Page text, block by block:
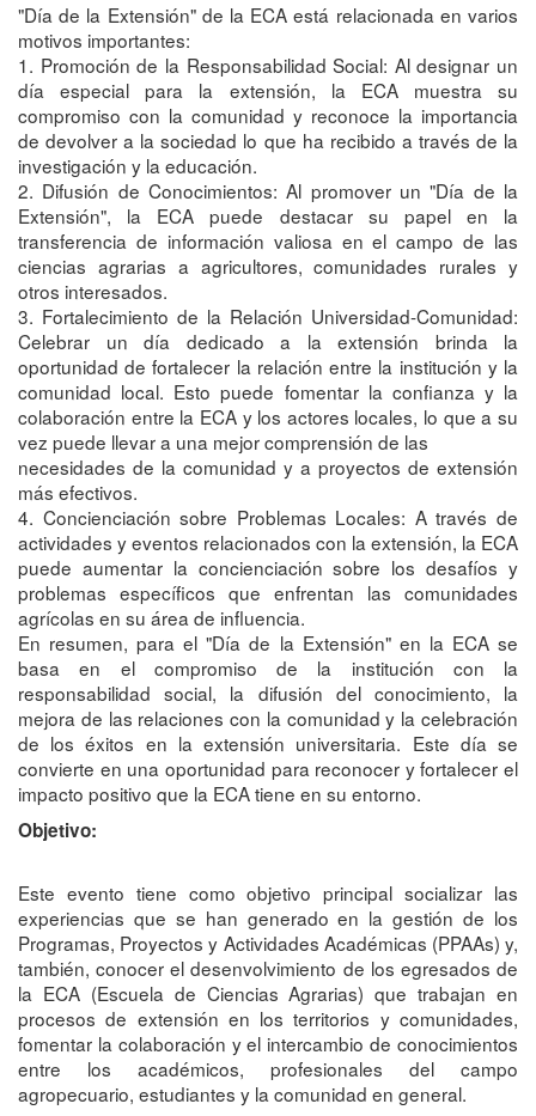
"Día de la Extensión" de la ECA está relacionada en varios
motivos importantes:
1. Promoción de la Responsabilidad Social: Al designar un
día especial para la extensión, la ECA muestra su
compromiso con la comunidad y reconoce la importancia
de devolver a la sociedad lo que ha recibido a través de la
investigación y la educación.
2. Difusión de Conocimientos: Al promover un "Día de la
Extensión", la ECA puede destacar su papel en la
transferencia de información valiosa en el campo de las
ciencias agrarias a agricultores, comunidades rurales y
otros interesados.
3. Fortalecimiento de la Relación Universidad-Comunidad:
Celebrar un día dedicado a la extensión brinda la
oportunidad de fortalecer la relación entre la institución y la
comunidad local. Esto puede fomentar la confianza y la
colaboración entre la ECA y los actores locales, lo que a su
vez puede llevar a una mejor comprensión de las
necesidades de la comunidad y a proyectos de extensión
más efectivos.
4. Concienciación sobre Problemas Locales: A través de
actividades y eventos relacionados con la extensión, la ECA
puede aumentar la concienciación sobre los desafíos y
problemas específicos que enfrentan las comunidades
agrícolas en su área de influencia.
En resumen, para el "Día de la Extensión" en la ECA se
basa en el compromiso de la institución con la
responsabilidad social, la difusión del conocimiento, la
mejora de las relaciones con la comunidad y la celebración
de los éxitos en la extensión universitaria. Este día se
convierte en una oportunidad para reconocer y fortalecer el
impacto positivo que la ECA tiene en su entorno.
Objetivo:
Este evento tiene como objetivo principal socializar las
experiencias que se han generado en la gestión de los
Programas, Proyectos y Actividades Académicas (PPAAs) y,
también, conocer el desenvolvimiento de los egresados de
la ECA (Escuela de Ciencias Agrarias) que trabajan en
procesos de extensión en los territorios y comunidades,
fomentar la colaboración y el intercambio de conocimientos
entre los académicos, profesionales del campo
agropecuario, estudiantes y la comunidad en general.